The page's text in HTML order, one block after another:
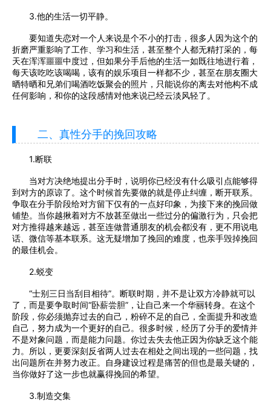
3.他的生活一切平静。
要知道失恋对一个人来说是个不小的打击，很多人因为这个的
折磨严重影响了工作、学习和生活，甚至整个人都无精打采的，每
天在浑浑噩噩中度过，但如果分手后他的生活一如既往地进行着，
每天该吃吃该喝喝，该有的娱乐项目一样都不少，甚至在朋友圈大
晒特晒和兄弟们喝酒吃饭聚会的照片，只能说你的离去对他构不成
任何影响，和你的这段感情对他来说已经云淡风轻了。
二、真性分手的挽回攻略
1.断联
当对方决绝地提出分手时，说明你已经没有什么吸引点能够得
到对方的原谅了。这个时候首先要做的就是停止纠缠，断开联系。
争取在分手阶段给对方留下仅有的一点好印象，为接下来的挽回做
铺垫。当你越揪着对方不放甚至做出一些过分的偏激行为，只会把
对方推得越来越远，甚至连做普通朋友的机会都没有，更不用说电
话、微信等基本联系。这无疑增加了挽回的难度，也亲手毁掉挽回
的最佳机会。
2.蜕变
“士别三日当刮目相待”。断联时期，并不是让双方冷静就可以
了，而是要争取时间“卧薪尝胆”，让自己来一个华丽转身。在这个
阶段，你必须抛弃过去的自己，粉碎不足的自己，全面提升和改造
自己，努力成为一个更好的自己。很多时候，经历了分手的爱情并
不是对象问题，而是能力问题。你过去失去他正因为你缺乏这个能
力。所以，更要深刻反省两人过去在相处之间出现的一些问题，找
出问题所在并努力改正。自身建设过程是痛苦的但也是最关键的，
当你做好了这一步也就赢得挽回的希望。
3.制造交集